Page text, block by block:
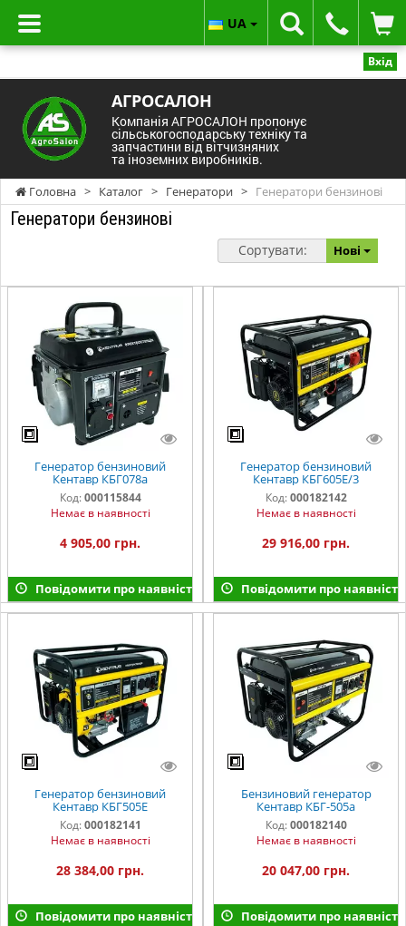
Вхід
АГРОСАЛОН
Компанія АГРОСАЛОН пропонує
сільськогосподарську техніку та
запчастини від вітчизняних
та іноземних виробників.
UA
Головна > Каталог > Генератори > Генератори бензинові
Генератори бензинові
Сортувати: Нові
Генератор бензиновий
Кентавр КБГ078а
Код: 000115844
Немає в наявності
4 905,00 грн.
Повідомити про наявність
Генератор бензиновий
Кентавр КБГ605Е/3
Код: 000182142
Немає в наявності
29 916,00 грн.
Повідомити про наявність
Генератор бензиновий
Кентавр КБГ505E
Код: 000182141
Немає в наявності
28 384,00 грн.
Повідомити про наявність
Бензиновий генератор
Кентавр КБГ-505а
Код: 000182140
Немає в наявності
20 047,00 грн.
Повідомити про наявність